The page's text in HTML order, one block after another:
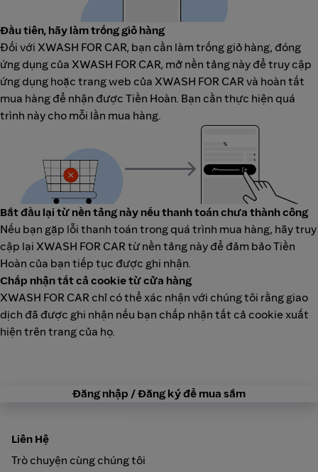
Đầu tiên, hãy làm trống giỏ hàng
Đối với XWASH FOR CAR, bạn cần làm trống giỏ hàng, đóng
ứng dụng của XWASH FOR CAR, mở nền tảng này để truy cập
ứng dụng hoặc trang web của XWASH FOR CAR và hoàn tất
mua hàng để nhận được Tiền Hoàn. Bạn cần thực hiện quá
trình này cho mỗi lần mua hàng.
Bắt đầu lại từ nền tảng này nếu thanh toán chưa thành công
Nếu bạn gặp lỗi thanh toán trong quá trình mua hàng, hãy truy
cập lại XWASH FOR CAR từ nền tảng này để đảm bảo Tiền
Hoàn của bạn tiếp tục được ghi nhận.
Chấp nhận tất cả cookie từ cửa hàng
XWASH FOR CAR chỉ có thể xác nhận với chúng tôi rằng giao
dịch đã được ghi nhận nếu bạn chấp nhận tất cả cookie xuất
hiện trên trang của họ.
Đăng nhập / Đăng ký để mua sắm
Liên Hệ
Trò chuyện cùng chúng tôi